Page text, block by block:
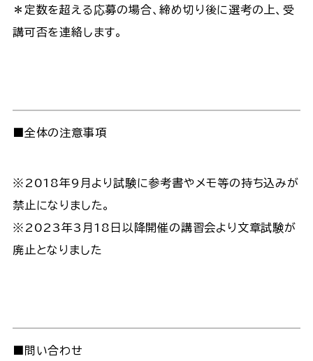
＊定数を超える応募の場合、締め切り後に選考の上、受
講可否を連絡します。
■全体の注意事項
※2018年9月より試験に参考書やメモ等の持ち込みが
禁止になりました。
※2023年3月18日以降開催の講習会より文章試験が
廃止となりました
■問い合わせ